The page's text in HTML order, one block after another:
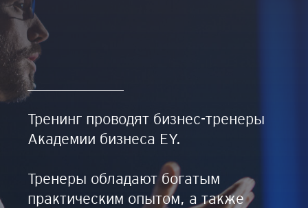
Тренинг проводят бизнес-тренеры
Академии бизнеса EY.
Тренеры обладают богатым
практическим опытом, а также